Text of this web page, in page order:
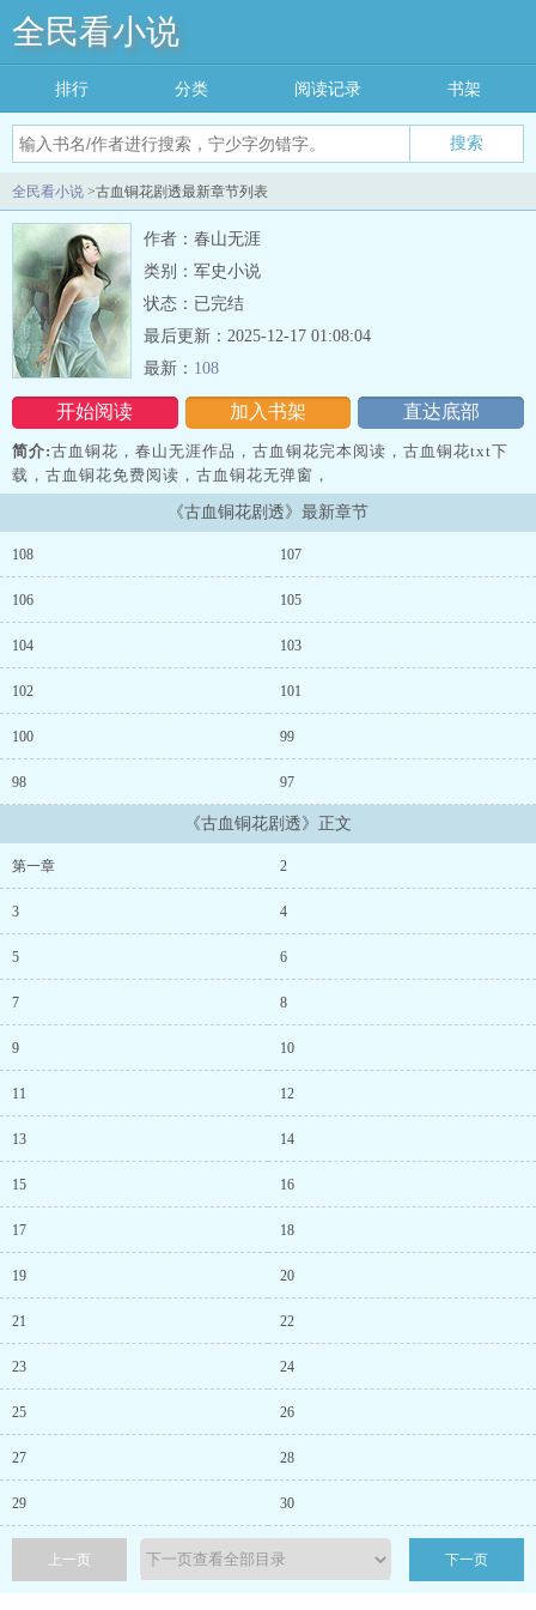
全民看小说
搜索
排行 分类 阅读记录 书架
全民看小说 >古血铜花剧透最新章节列表
作者：春山无涯
类别：军史小说
状态：已完结
开始阅读 加入书架 直达底部
最后更新：2025-12-17 01:08:04
最新： 108
简介:古血铜花，春山无涯作品，古血铜花完本阅读，古血铜花txt下
载，古血铜花免费阅读，古血铜花无弹窗，
《古血铜花剧透》最新章节
108 107
106 105
104 103
102 101
100 99
98 97
《古血铜花剧透》正文
第一章 2
3 4
5 6
7 8
9 10
11 12
13 14
15 16
17 18
19 20
21 22
23 24
25 26
27 28
29 30
上一页 下一页